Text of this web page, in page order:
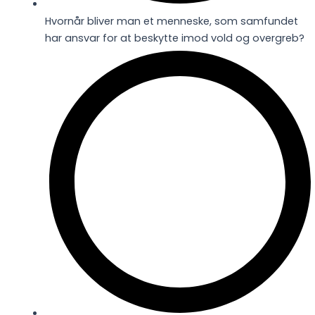
Hvornår bliver man et menneske, som samfundet
har ansvar for at beskytte imod vold og overgreb?